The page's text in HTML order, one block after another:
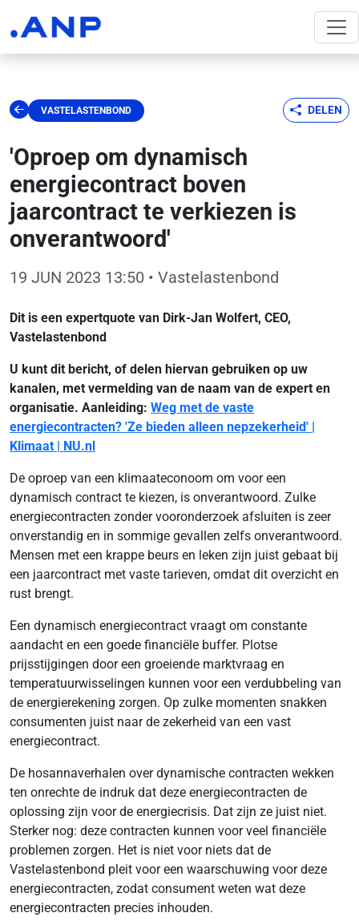
VASTELASTENBOND DELEN
'Oproep om dynamisch
energiecontract boven
jaarcontract te verkiezen is
onverantwoord'
19 JUN 2023 13:50 • Vastelastenbond
Dit is een expertquote van Dirk-Jan Wolfert, CEO,
Vastelastenbond
U kunt dit bericht, of delen hiervan gebruiken op uw
kanalen, met vermelding van de naam van de expert en
organisatie. Aanleiding: Weg met de vaste
energiecontracten? 'Ze bieden alleen nepzekerheid' |
Klimaat | NU.nl
De oproep van een klimaateconoom om voor een
dynamisch contract te kiezen, is onverantwoord. Zulke
energiecontracten zonder vooronderzoek afsluiten is zeer
onverstandig en in sommige gevallen zelfs onverantwoord.
Mensen met een krappe beurs en leken zijn juist gebaat bij
een jaarcontract met vaste tarieven, omdat dit overzicht en
rust brengt.
Een dynamisch energiecontract vraagt om constante
aandacht en een goede financiële buffer. Plotse
prijsstijgingen door een groeiende marktvraag en
temperatuurwisselingen kunnen voor een verdubbeling van
de energierekening zorgen. Op zulke momenten snakken
consumenten juist naar de zekerheid van een vast
energiecontract.
De hosannaverhalen over dynamische contracten wekken
ten onrechte de indruk dat deze energiecontracten de
oplossing zijn voor de energiecrisis. Dat zijn ze juist niet.
Sterker nog: deze contracten kunnen voor veel financiële
problemen zorgen. Het is niet voor niets dat de
Vastelastenbond pleit voor een waarschuwing voor deze
energiecontracten, zodat consument weten wat deze
energiecontracten precies inhouden.